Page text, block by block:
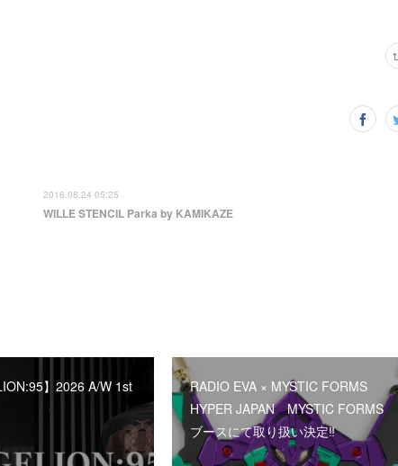
2016.08.24 05:25
WILLE STENCIL Parka by KAMIKAZE
】2026 A/W 1st
RADIO EVA × MYSTIC FORMS
HYPER JAPAN MYSTIC FORMS
ブースにて取り扱い決定‼︎